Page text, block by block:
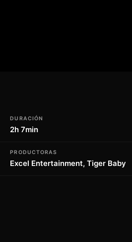
DURACIÓN
2h 7min
PRODUCTORAS
Excel Entertainment, Tiger Baby